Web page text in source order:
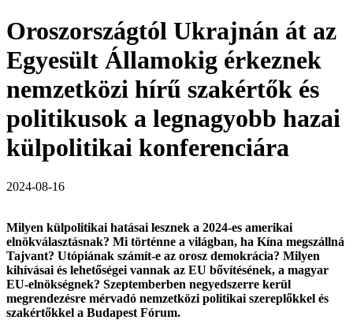
Oroszországtól Ukrajnán át az
Egyesült Államokig érkeznek
nemzetközi hírű szakértők és
politikusok a legnagyobb hazai
külpolitikai konferenciára
2024-08-16
Milyen külpolitikai hatásai lesznek a 2024-es amerikai
elnökválasztásnak? Mi történne a világban, ha Kína megszállná
Tajvant? Utópiának számít-e az orosz demokrácia? Milyen
kihívásai és lehetőségei vannak az EU bővítésének, a magyar
EU-elnökségnek? Szeptemberben negyedszerre kerül
megrendezésre mérvadó nemzetközi politikai szereplőkkel és
szakértőkkel a Budapest Fórum.